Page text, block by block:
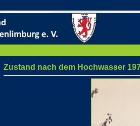
Zustand nach dem Hochwasser